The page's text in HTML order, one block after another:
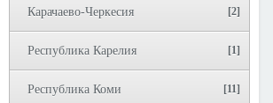
Карачаево-Черкесия [2]
Республика Карелия [1]
Республика Коми [11]